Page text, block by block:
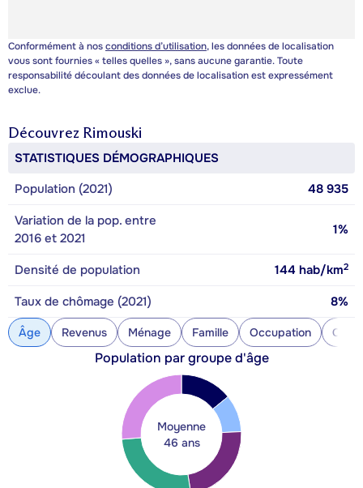
Conformément à nosconditions d’utilisation, les données de localisation
vous sont fournies « telles quelles », sans aucune garantie. Toute
responsabilité découlant des données de localisation est expressément
exclue.
Découvrez Rimouski
STATISTIQUES DÉMOGRAPHIQUES
Population (2021)
48 935
Variation de la pop. entre
2016 et 2021
1%
Densité de population 144 hab/km2
Taux de chômage (2021) 8%
Âge Revenus Ménage Famille Occupation
Population par groupe d'âge
Moyenne
46 ans